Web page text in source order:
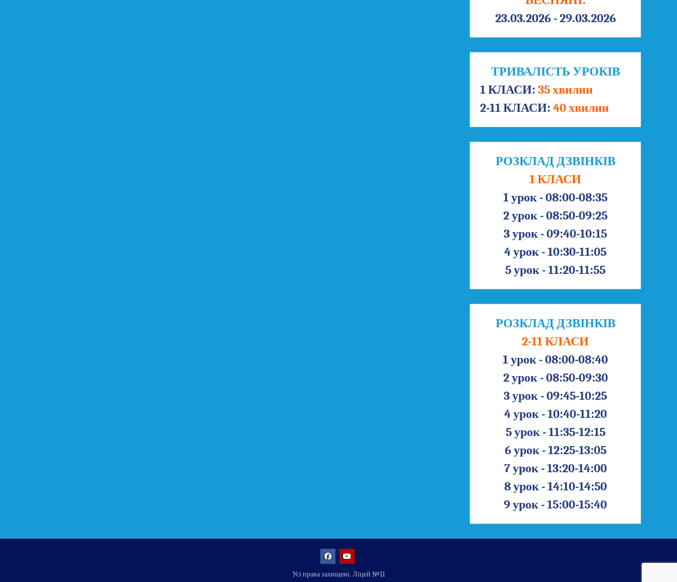
23.03.2026 - 29.03.2026
ТРИВАЛІСТЬ УРОКІВ
1 КЛАСИ: 35 хвилин
2-11 КЛАСИ: 40 хвилин
РОЗКЛАД ДЗВІНКІВ
1 КЛАСИ
1 урок - 08:00-08:35
2 урок - 08:50-09:25
3 урок - 09:40-10:15
4 урок - 10:30-11:05
5 урок - 11:20-11:55
РОЗКЛАД ДЗВІНКІВ
2-11 КЛАСИ
1 урок - 08:00-08:40
2 урок - 08:50-09:30
3 урок - 09:45-10:25
4 урок - 10:40-11:20
5 урок - 11:35-12:15
6 урок - 12:25-13:05
7 урок - 13:20-14:00
8 урок - 14:10-14:50
9 урок - 15:00-15:40
Усі права захищені. Ліцей №11